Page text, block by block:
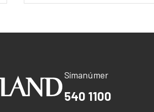
Símanúmer
540 1100